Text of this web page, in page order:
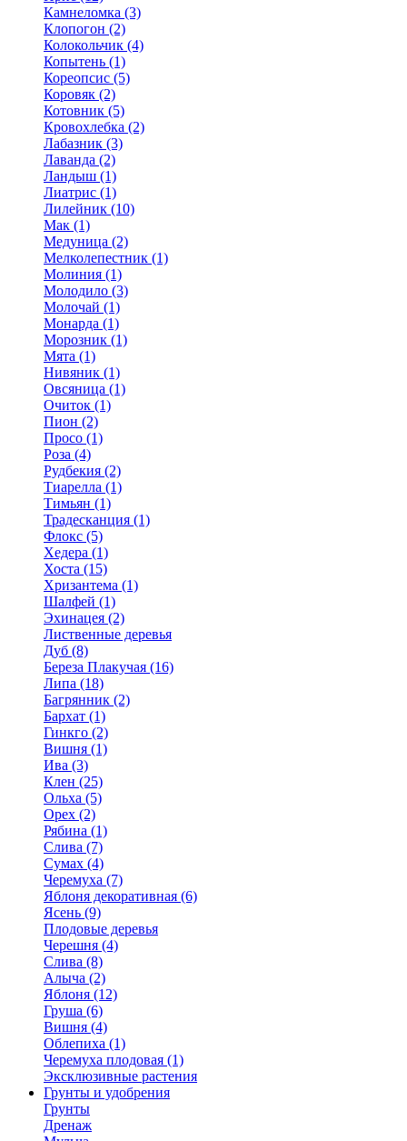
Камнеломка (3)
Клопогон (2)
Колокольчик (4)
Копытень (1)
Кореопсис (5)
Коровяк (2)
Котовник (5)
Кровохлебка (2)
Лабазник (3)
Лаванда (2)
Ландыш (1)
Лиатрис (1)
Лилейник (10)
Мак (1)
Медуница (2)
Мелколепестник (1)
Молиния (1)
Молодило (3)
Молочай (1)
Монарда (1)
Морозник (1)
Мята (1)
Нивяник (1)
Овсяница (1)
Очиток (1)
Пион (2)
Просо (1)
Роза (4)
Рудбекия (2)
Тиарелла (1)
Тимьян (1)
Традесканция (1)
Флокс (5)
Хедера (1)
Хоста (15)
Хризантема (1)
Шалфей (1)
Эхинацея (2)
Лиственные деревья
Дуб (8)
Береза Плакучая (16)
Липа (18)
Багрянник (2)
Бархат (1)
Гинкго (2)
Вишня (1)
Ива (3)
Клен (25)
Ольха (5)
Орех (2)
Рябина (1)
Слива (7)
Сумах (4)
Черемуха (7)
Яблоня декоративная (6)
Ясень (9)
Плодовые деревья
Черешня (4)
Слива (8)
Алыча (2)
Яблоня (12)
Груша (6)
Вишня (4)
Облепиха (1)
Черемуха плодовая (1)
Эксклюзивные растения
Грунты и удобрения
Грунты
Дренаж